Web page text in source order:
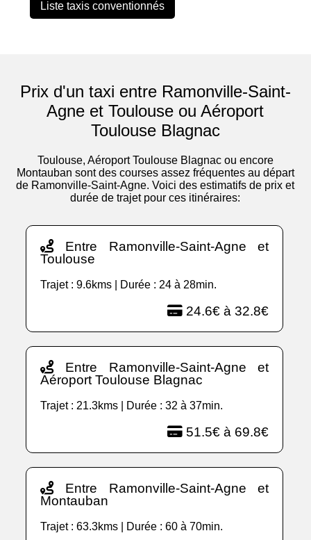
Liste taxis conventionnés
Prix d'un taxi entre Ramonville-Saint-
Agne et Toulouse ou Aéroport
Toulouse Blagnac
Toulouse, Aéroport Toulouse Blagnac ou encore
Montauban sont des courses assez fréquentes au départ
de Ramonville-Saint-Agne. Voici des estimatifs de prix et
durée de trajet pour ces itinéraires:
Entre Ramonville-Saint-Agne et
Toulouse
Trajet : 9.6kms | Durée : 24 à 28min.
24.6€ à 32.8€
Entre Ramonville-Saint-Agne et
Aéroport Toulouse Blagnac
Trajet : 21.3kms | Durée : 32 à 37min.
51.5€ à 69.8€
Entre Ramonville-Saint-Agne et
Montauban
Trajet : 63.3kms | Durée : 60 à 70min.